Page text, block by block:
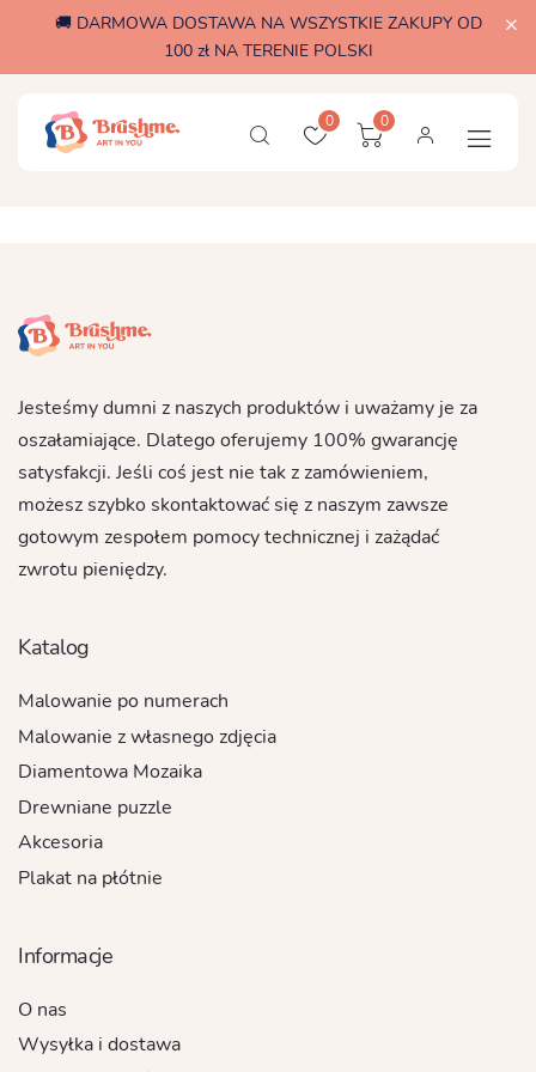
🚚 DARMOWA DOSTAWA NA WSZYSTKIE ZAKUPY OD
100 zł NA TERENIE POLSKI
0 0
Jesteśmy dumni z naszych produktów i uważamy je za
oszałamiające. Dlatego oferujemy 100% gwarancję
satysfakcji. Jeśli coś jest nie tak z zamówieniem,
możesz szybko skontaktować się z naszym zawsze
gotowym zespołem pomocy technicznej i zażądać
zwrotu pieniędzy.
Katalog
Malowanie po numerach
Malowanie z własnego zdjęcia
Diamentowa Mozaika
Drewniane puzzle
Akcesoria
Plakat na płótnie
Informacje
O nas
Wysyłka i dostawa